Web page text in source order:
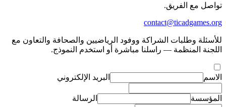
تواصل مع الفريق.
contact@ticadgames.org
للأسئلة وطلبات الشراكة ووفود الرياضيين والصحافة والتعاون مع
اللجنة المنظمة — راسلنا مباشرة أو استخدم النموذج.
الاسم البريد الإلكتروني
المؤسسة الرسالة